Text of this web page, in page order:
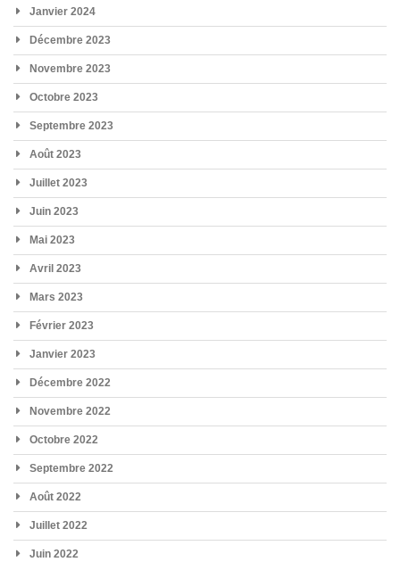
Janvier 2024
Décembre 2023
Novembre 2023
Octobre 2023
Septembre 2023
Août 2023
Juillet 2023
Juin 2023
Mai 2023
Avril 2023
Mars 2023
Février 2023
Janvier 2023
Décembre 2022
Novembre 2022
Octobre 2022
Septembre 2022
Août 2022
Juillet 2022
Juin 2022